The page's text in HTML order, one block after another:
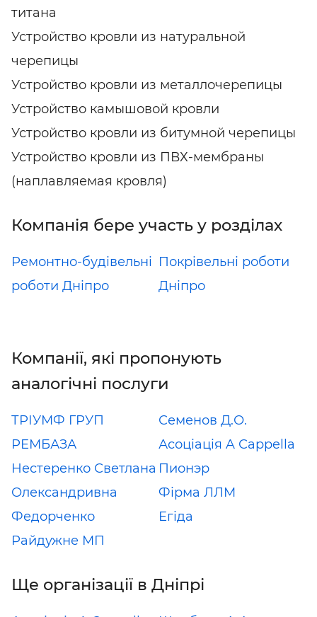
титана
Устройство кровли из натуральной
черепицы
Устройство кровли из металлочерепицы
Устройство камышовой кровли
Устройство кровли из битумной черепицы
Устройство кровли из ПВХ-мембраны
(наплавляемая кровля)
Компанія бере участь у розділах
Ремонтно-будівельні
роботи Дніпро
Покрівельні роботи
Дніпро
Компанії, які пропонують
аналогічні послуги
ТРІУМФ ГРУП
Семенов Д.О.
РЕМБАЗА
Асоціація A Сappella
Нестеренко Светлана
Олександривна
Пионэр
Фірма ЛЛМ
Федорченко
Егіда
Райдужне МП
Ще організації в Дніпрі